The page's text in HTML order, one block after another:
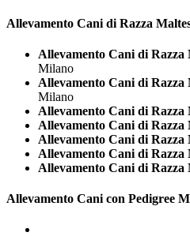
Allevamento Cani di Razza
Allevamento Cani di Razza
Milano
Allevamento Cani di Razza
Milano
Allevamento Cani di Razza
Allevamento Cani di Razza
Allevamento Cani di Razza
Allevamento Cani di Razza
Allevamento Cani di Razza
Allevamento Cani con Pedigree